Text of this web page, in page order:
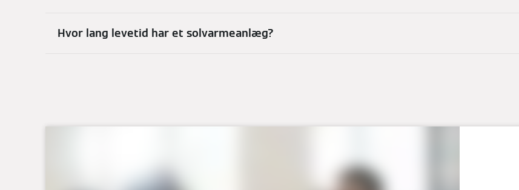
Hvor lang levetid har et solvarmeanlæg?